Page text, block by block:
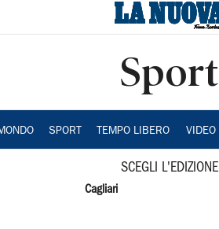
Sport
SPORT TEMPO LIBERO VIDEO
SCEGLI L'EDIZIONE
Cagliari